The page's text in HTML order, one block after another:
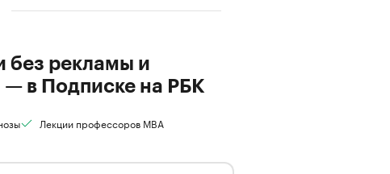
без рекламы и
в Подписке на РБК
Лекции профессоров MBA